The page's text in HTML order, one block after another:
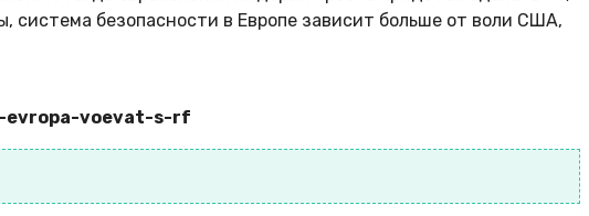
безопасности в Европе зависит больше от воли США,
voevat-s-rf